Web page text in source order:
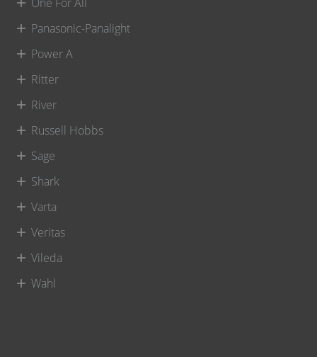
Panasonic-Panalight
Power A
Ritter
River
Russell Hobbs
Sage
Shark
Varta
Veritas
Vileda
Wahl